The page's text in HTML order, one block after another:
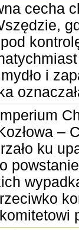
cecha
i
–
ku